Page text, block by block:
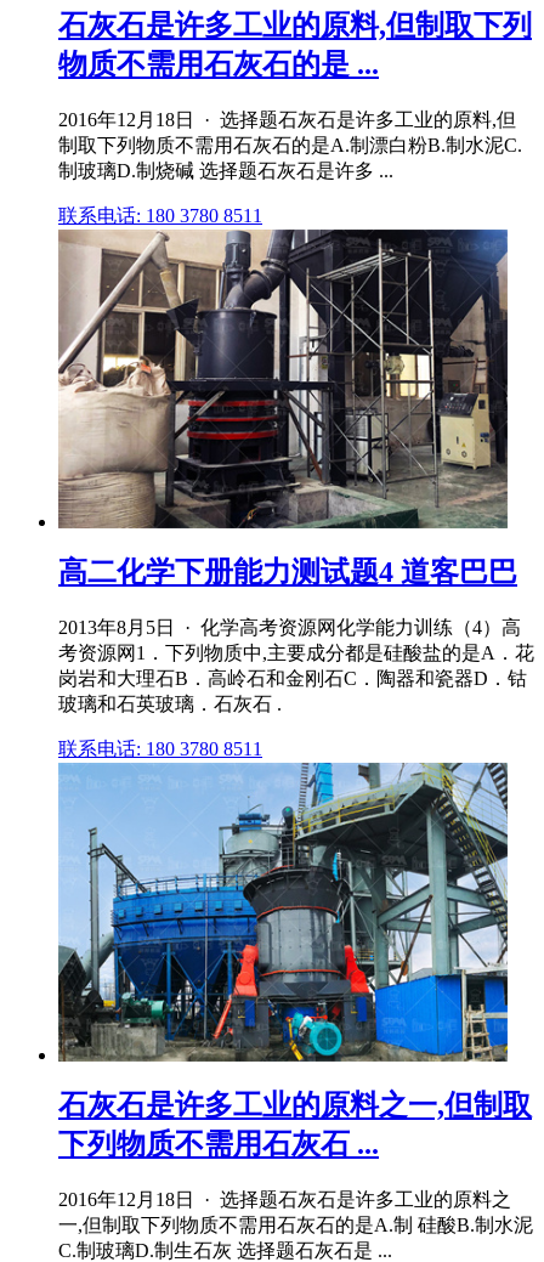
石灰石是许多工业的原料,但制取下列
物质不需用石灰石的是 ...
2016年12月18日 · 选择题石灰石是许多工业的原料,但
制取下列物质不需用石灰石的是A.制漂白粉B.制水泥C.
制玻璃D.制烧碱 选择题石灰石是许多 ...
联系电话: 180 3780 8511
高二化学下册能力测试题4 道客巴巴
2013年8月5日 · 化学高考资源网化学能力训练（4）高
考资源网1．下列物质中,主要成分都是硅酸盐的是A．花
岗岩和大理石B．高岭石和金刚石C．陶器和瓷器D．钴
玻璃和石英玻璃．石灰石 .
联系电话: 180 3780 8511
石灰石是许多工业的原料之一,但制取
下列物质不需用石灰石 ...
2016年12月18日 · 选择题石灰石是许多工业的原料之
一,但制取下列物质不需用石灰石的是A.制 硅酸B.制水泥
C.制玻璃D.制生石灰 选择题石灰石是 ...